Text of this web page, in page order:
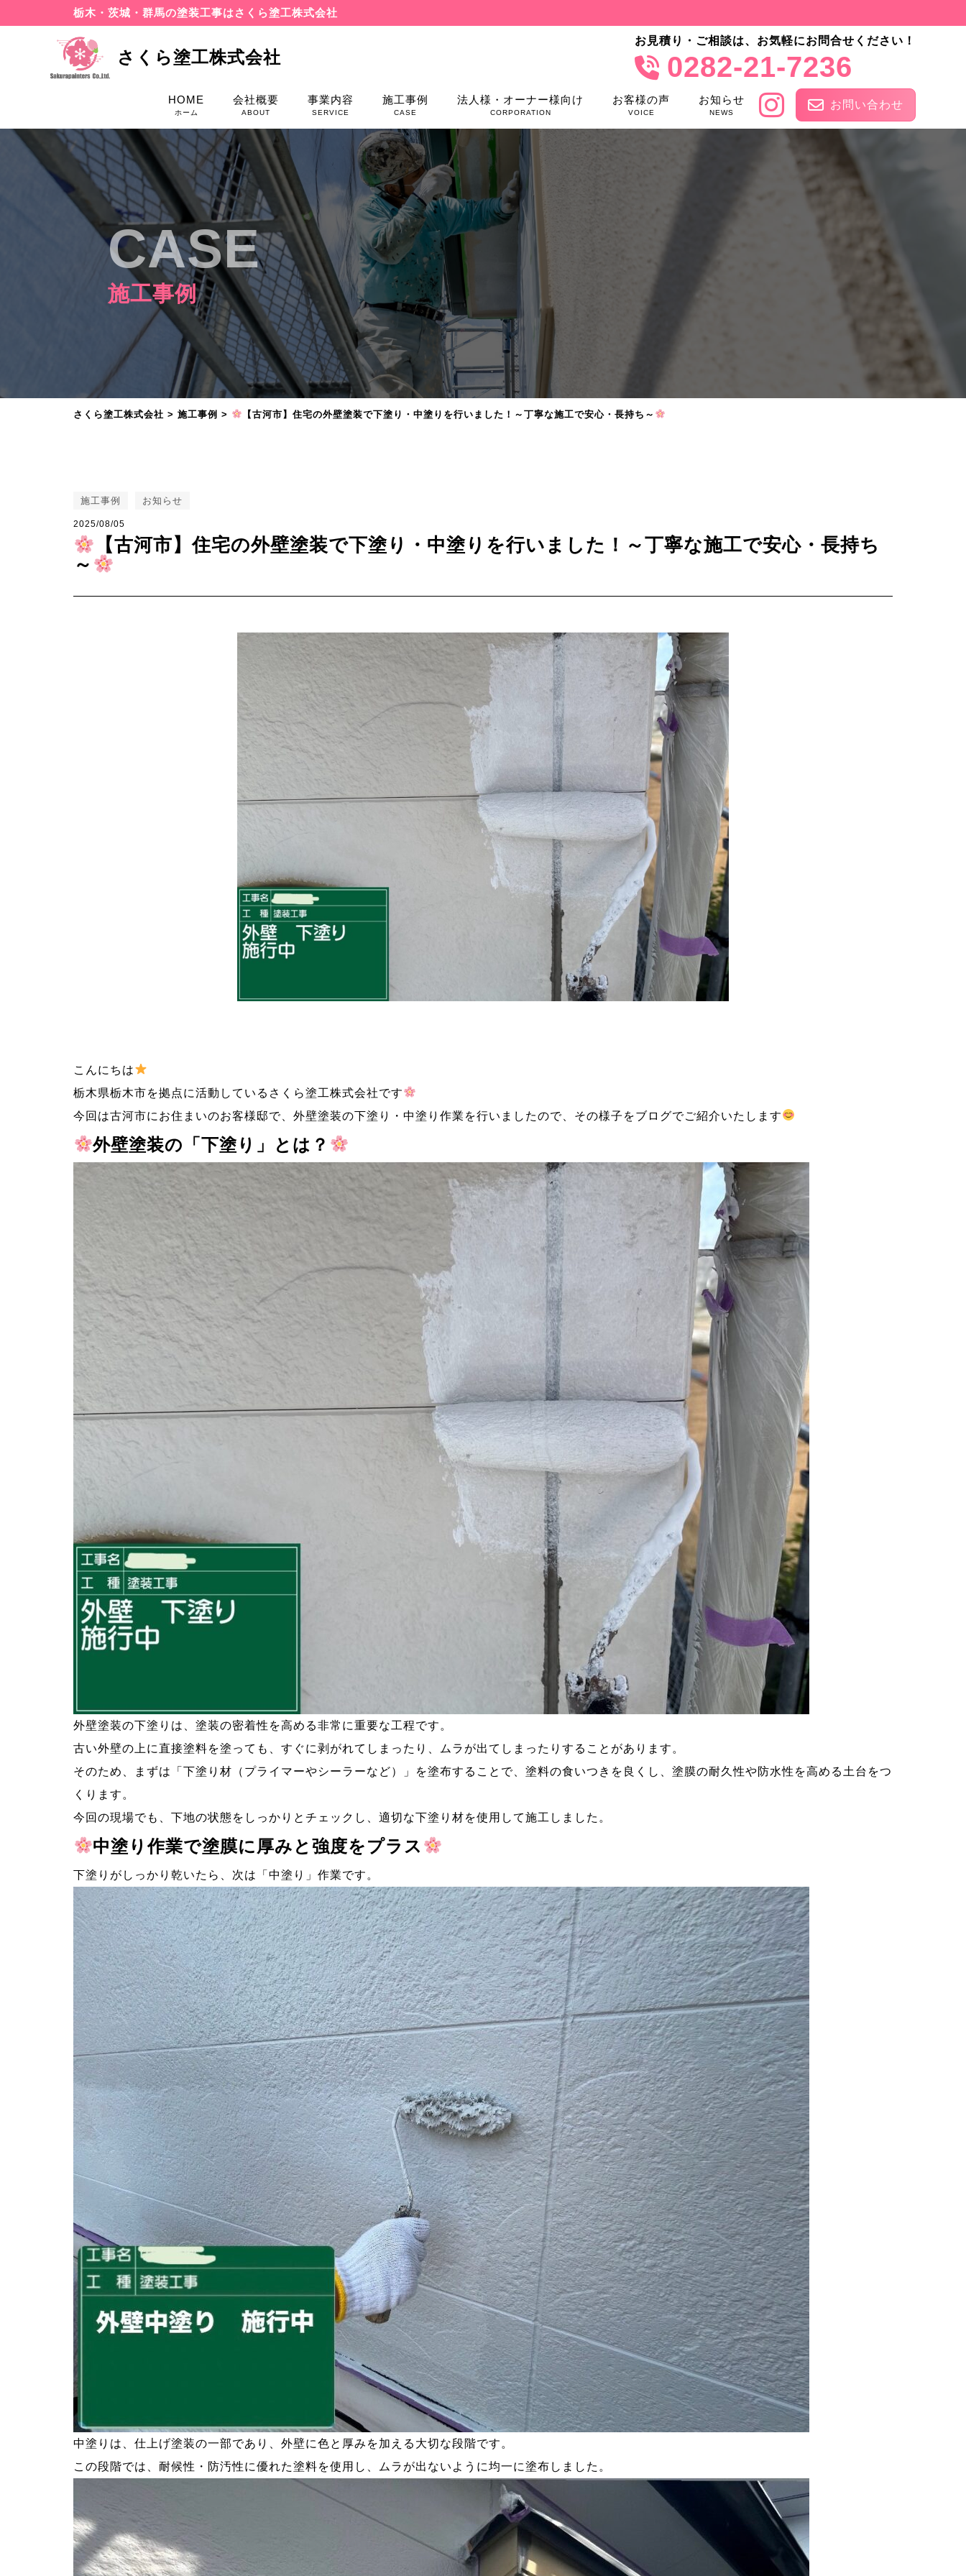
栃木・茨城・群馬の塗装工事はさくら塗工株式会社
さくら塗工株式会社
お見積り・ご相談は、お気軽にお問合せください！
0282-21-7236
HOME
ホーム
会社概要
ABOUT
事業内容
SERVICE
施工事例
CASE
法人様・オーナー様向け
CORPORATION
お客様の声
VOICE
お知らせ
NEWS
お問い合わせ
CASE
施工事例
さくら塗工株式会社 > 施工事例 > 【古河市】住宅の外壁塗装で下塗り・中塗りを行いました！～丁寧な施工で安心・長持ち～
施工事例 お知らせ
2025/08/05
【古河市】住宅の外壁塗装で下塗り・中塗りを行いました！～丁寧な施工で安心・長持ち
～
こんにちは
栃木県栃木市を拠点に活動しているさくら塗工株式会社です
今回は古河市にお住まいのお客様邸で、外壁塗装の下塗り・中塗り作業を行いましたので、その様子をブログでご紹介いたします
外壁塗装の「下塗り」とは？
外壁塗装の下塗りは、塗装の密着性を高める非常に重要な工程です。
古い外壁の上に直接塗料を塗っても、すぐに剥がれてしまったり、ムラが出てしまったりすることがあります。
そのため、まずは「下塗り材（プライマーやシーラーなど）」を塗布することで、塗料の食いつきを良くし、塗膜の耐久性や防水性を高める土台をつ
くります。
今回の現場でも、下地の状態をしっかりとチェックし、適切な下塗り材を使用して施工しました。
中塗り作業で塗膜に厚みと強度をプラス
下塗りがしっかり乾いたら、次は「中塗り」作業です。
中塗りは、仕上げ塗装の一部であり、外壁に色と厚みを加える大切な段階です。
この段階では、耐候性・防汚性に優れた塗料を使用し、ムラが出ないように均一に塗布しました。